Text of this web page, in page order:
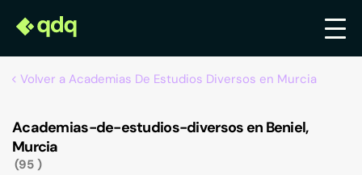
Volver a Academias De Estudios Diversos en Murcia
Academias-de-estudios-diversos en Beniel,
Murcia
95